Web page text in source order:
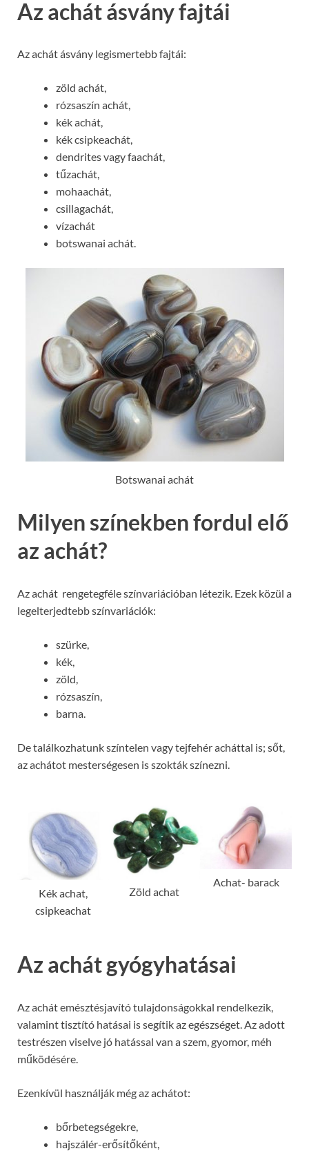
Az achát ásvány fajtái
Az achát ásvány legismertebb fajtái:
zöld achát,
rózsaszín achát,
kék achát,
kék csipkeachát,
dendrites vagy faachát,
tűzachát,
mohaachát,
csillagachát,
vízachát
botswanai achát.
Botswanai achát
Milyen színekben fordul elő
az achát?
Az achát rengetegféle színvariációban létezik. Ezek közül a
legelterjedtebb színvariációk:
szürke,
kék,
zöld,
rózsaszín,
barna.
De találkozhatunk színtelen vagy tejfehér acháttal is; sőt,
az achátot mesterségesen is szokták színezni.
Kék achat,
csipkeachat
Zöld achat
Achat- barack
Az achát gyógyhatásai
Az achát emésztésjavító tulajdonságokkal rendelkezik,
valamint tisztító hatásai is segítik az egészséget. Az adott
testrészen viselve jó hatással van a szem, gyomor, méh
működésére.
Ezenkívül használják még az achátot:
bőrbetegségekre,
hajszálér-erősítőként,